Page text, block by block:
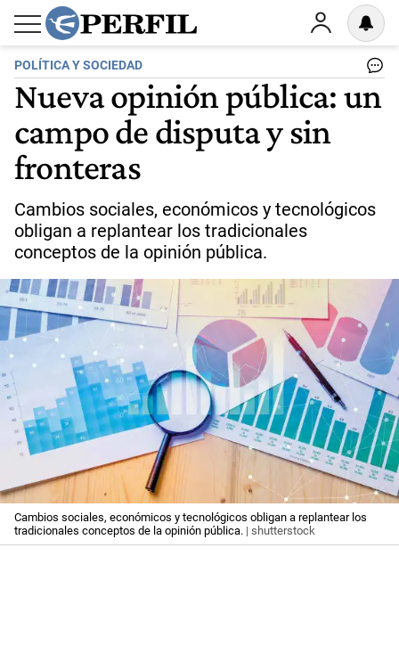
POLÍTICA Y SOCIEDAD
Nueva opinión pública: un
campo de disputa y sin
fronteras
Cambios sociales, económicos y tecnológicos
obligan a replantear los tradicionales
conceptos de la opinión pública.
Cambios sociales, económicos y tecnológicos obligan a replantear los
tradicionales conceptos de la opinión pública. | shutterstock